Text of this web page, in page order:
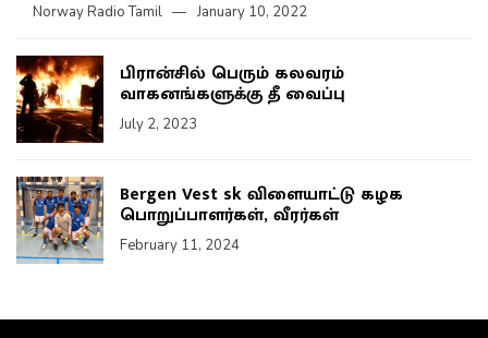
Norway Radio Tamil January 10, 2022
பிரான்சில் பெரும் கலவரம்
வாகனங்களுக்கு தீ வைப்பு
July 2, 2023
Bergen Vest sk விளையாட்டு கழக
பொறுப்பாளர்கள், வீரர்கள்
February 11, 2024